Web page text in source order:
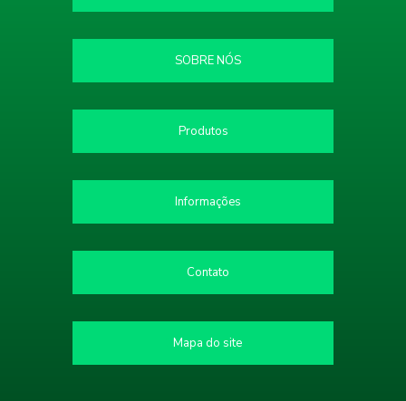
SOBRE NÓS
Produtos
Informações
Contato
Mapa do site